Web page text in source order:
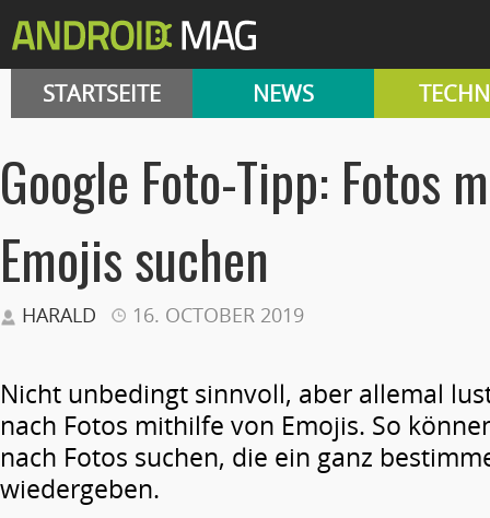
STARTSEITE NEWS
Google Foto-Tipp: Fotos
Emojis suchen
HARALD 16. OCTOBER 2019
Nicht unbedingt sinnvoll, aber allemal
nach Fotos mithilfe von ­Emojis. So
nach Fotos suchen, die ein ganz
wiedergeben.